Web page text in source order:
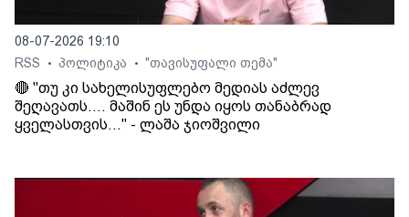
08-07-2026 19:10
RSS
• პოლიტიკა • "თავისუფალი თემა"
🔴 "თუ კი სახელისუფლებო მედიას აძლევ
შეღავათს.... მაშინ ეს უნდა იყოს თანაბრად
ყველასთვის..." - ლაშა ჯიოშვილი